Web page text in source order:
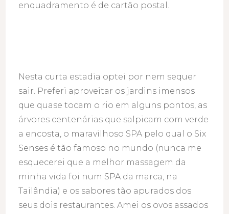
enquadramento é de cartão postal.
Nesta curta estadia optei por nem sequer
sair. Preferi aproveitar os jardins imensos
que quase tocam o rio em alguns pontos, as
árvores centenárias que salpicam com verde
a encosta, o maravilhoso SPA pelo qual o Six
Senses é tão famoso no mundo (nunca me
esquecerei que a melhor massagem da
minha vida foi num SPA da marca, na
Tailândia) e os sabores tão apurados dos
seus dois restaurantes. Amei os ovos assados